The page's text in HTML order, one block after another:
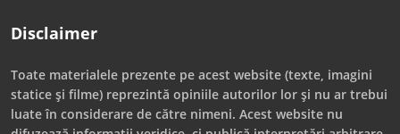
Disclaimer
Toate materialele prezente pe acest website (texte, imagini
statice și filme) reprezintă opiniile autorilor lor și nu ar trebui
luate în considerare de către nimeni. Acest website nu